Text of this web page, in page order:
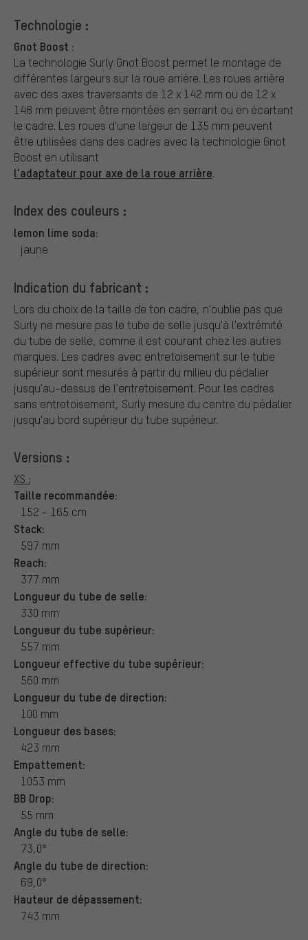
Technologie :
Gnot Boost :
La technologie Surly Gnot Boost permet le montage de
différentes largeurs sur la roue arrière. Les roues arrière
avec des axes traversants de 12 x 142 mm ou de 12 x
148 mm peuvent être montées en serrant ou en écartant
le cadre. Les roues d'une largeur de 135 mm peuvent
être utilisées dans des cadres avec la technologie Gnot
Boost en utilisant
l'adaptateur pour axe de la roue arrière.
Index des couleurs :
lemon lime soda:
jaune
Indication du fabricant :
Lors du choix de la taille de ton cadre, n'oublie pas que
Surly ne mesure pas le tube de selle jusqu'à l'extrémité
du tube de selle, comme il est courant chez les autres
marques. Les cadres avec entretoisement sur le tube
supérieur sont mesurés à partir du milieu du pédalier
jusqu'au-dessus de l'entretoisement. Pour les cadres
sans entretoisement, Surly mesure du centre du pédalier
jusqu'au bord supérieur du tube supérieur.
Versions :
XS :
Taille recommandée:
152 - 165 cm
Stack:
597 mm
Reach:
377 mm
Longueur du tube de selle:
330 mm
Longueur du tube supérieur:
557 mm
Longueur effective du tube supérieur:
560 mm
Longueur du tube de direction:
100 mm
Longueur des bases:
423 mm
Empattement:
1053 mm
BB Drop:
55 mm
Angle du tube de selle:
73,0°
Angle du tube de direction:
69,0°
Hauteur de dépassement:
743 mm